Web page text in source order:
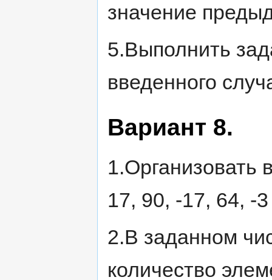
значение
5.Выполнить
введенного
Вариант 8.
1.Организовать
17, 90, -17, 64, -
2.В заданном
количество